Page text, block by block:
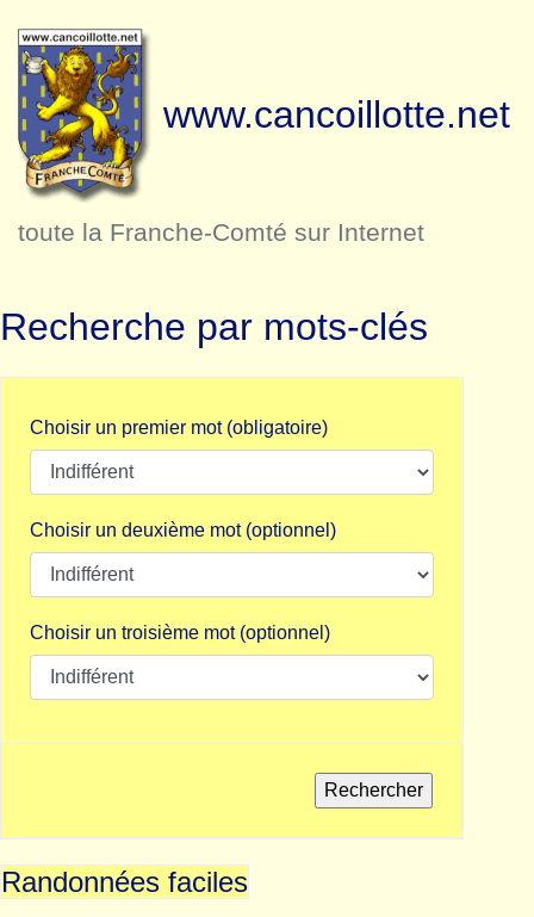
www.cancoillotte.net
toute la Franche-Comté sur Internet
Recherche par mots-clés
Choisir un premier mot (obligatoire)
Choisir un deuxième mot (optionnel)
Choisir un troisième mot (optionnel)
Randonnées faciles